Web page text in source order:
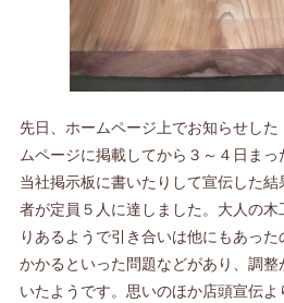
先日、ホームページ上でお知らせし
ムページに掲載してから３～４日ま
当社掲示板に書いたりして宣伝した
者が定員５人に達しました。大人の
りあるようで引き合いは他にもあっ
かかるといった問題などがあり、調
いたようです。思いのほか店頭宣伝